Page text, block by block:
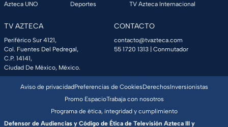
Azteca UNO
Deportes
TV Azteca Internacional
TV AZTECA
Periférico Sur 4121,
Col. Fuentes Del Pedregal,
C.P. 14141,
Ciudad De México, México.
CONTACTO
contacto@tvazteca.com
55 1720 1313 | Conmutador
Aviso de privacidadPreferencias de CookiesDerechosInversionistas
Promo EspacioTrabaja con nosotros
Programa de ética, integridad y cumplimiento
Defensor de Audiencias y Código de Ética de Televisión Azteca III y